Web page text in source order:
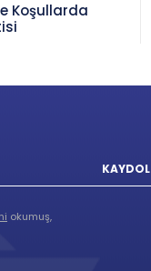
Koşullarda
KAYDOL
okumuş,